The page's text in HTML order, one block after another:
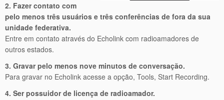
2. Fazer contato com
pelo menos três usuários e três conferências de fora da sua
unidade federativa.
Entre em contato através do Echolink com radioamadores de
outros estados.
3. Gravar pelo menos nove minutos de conversação.
Para gravar no Echolink acesse a opção, Tools, Start Recording.
4. Ser possuidor de licença de radioamador.